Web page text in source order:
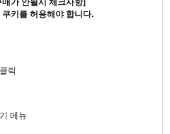
가 안될시 체크사항]
키를 허용해야 합니다.
릭
메뉴